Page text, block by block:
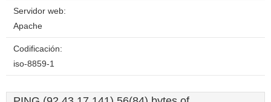
Servidor web:
Apache
Codificación:
iso-8859-1